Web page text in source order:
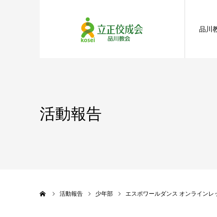
品川
活動報告
活動報告 少年部 エスポワールダンス オンラインレ